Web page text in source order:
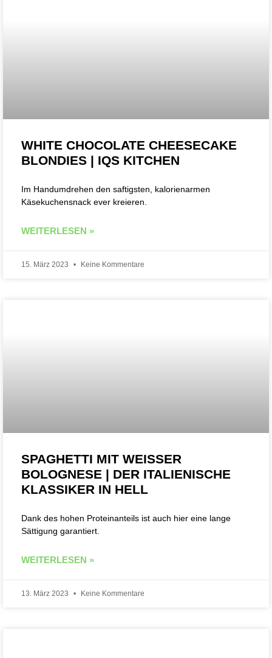
WHITE CHOCOLATE CHEESECAKE
BLONDIES | IQS KITCHEN
Im Handumdrehen den saftigsten, kalorienarmen
Käsekuchensnack ever kreieren.
WEITERLESEN »
15. März 2023 Keine Kommentare
SPAGHETTI MIT WEISSER B
OLOGNESE | DER ITALIENISCHE K
LASSIKER IN HELL
Dank des hohen Proteinanteils ist auch hier eine lange
Sättigung garantiert.
WEITERLESEN »
13. März 2023 Keine Kommentare